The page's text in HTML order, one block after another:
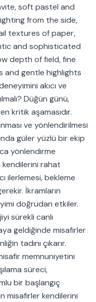
soft pastel and
from the side,
textures of paper,
and sophisticated
depth of field, fine
and gentle highlights
akıcı ve
Düğün günü,
kritik aşamasıdır.
ve yönlendirilmesi
güler yüzlü bir ekip
yönlendirme
kendilerini rahat
ilerlemesi, bekleme
İkramların
doğrudan etkiler.
sürekli canlı
geldiğinde misafirler
tadını çıkarır.
memnuniyetini
süreci,
bir başlangıç
misafirler kendilerini